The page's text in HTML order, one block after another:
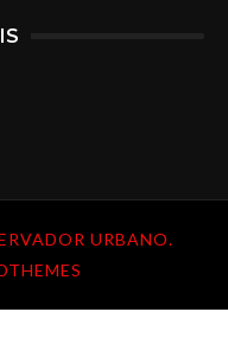
URBANO.